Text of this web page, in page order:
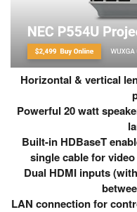
Horizontal & vertical
Powerful 20 watt
Built-in HDBaseT
single cable for
Dual HDMI inputs
LAN connection for